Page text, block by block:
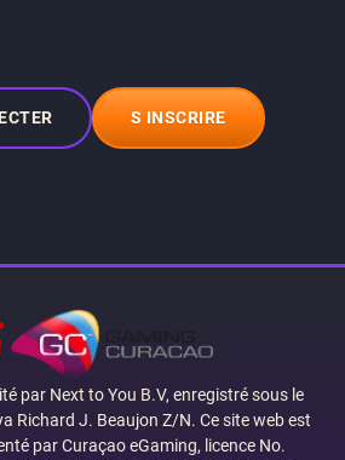
S INSCRIRE
par Next to You B.V, enregistré sous le
Richard J. Beaujon Z/N. Ce site web est
par Curaçao eGaming, licence No.